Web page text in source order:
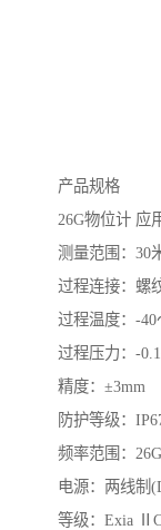
产品规格
26G物位计 应
测量范围：30
过程连接：螺
过程温度：-
过程压力：-
精度：±3mm
防护等级：
频率范围：
电源：两线制
等级：Exia